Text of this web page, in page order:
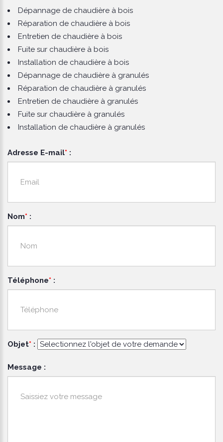
Dépannage de chaudière à bois
Réparation de chaudière à bois
Entretien de chaudière à bois
Fuite sur chaudière à bois
Installation de chaudière à bois
Dépannage de chaudière à granulés
Réparation de chaudière à granulés
Entretien de chaudière à granulés
Fuite sur chaudière à granulés
Installation de chaudière à granulés
Adresse E-mail* :
Nom* :
Téléphone* :
Objet* :
Message :